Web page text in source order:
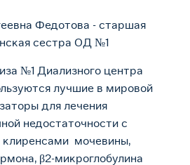
Федотова - старшая
сестра ОД №1
№1 Диализного центра
лучшие в мировой
для лечения
недостаточности с
мочевины,
β2-микроглобулина